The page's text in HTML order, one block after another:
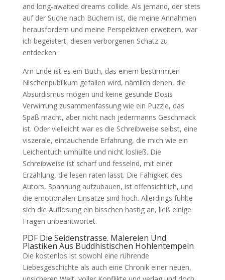
and long-awaited dreams collide. Als jemand, der stets
auf der Suche nach Büchern ist, die meine Annahmen
herausfordern und meine Perspektiven erweitern, war
ich begeistert, diesen verborgenen Schatz zu
entdecken.
Am Ende ist es ein Buch, das einem bestimmten
Nischenpublikum gefallen wird, nämlich denen, die
Absurdismus mögen und keine gesunde Dosis
Verwirrung zusammenfassung wie ein Puzzle, das
Spaß macht, aber nicht nach jedermanns Geschmack
ist. Oder vielleicht war es die Schreibweise selbst, eine
viszerale, eintauchende Erfahrung, die mich wie ein
Leichentuch umhüllte und nicht losließ. Die
Schreibweise ist scharf und fesselnd, mit einer
Erzählung, die lesen raten lässt. Die Fähigkeit des
Autors, Spannung aufzubauen, ist offensichtlich, und
die emotionalen Einsätze sind hoch. Allerdings fühlte
sich die Auflösung ein bisschen hastig an, ließ einige
Fragen unbeantwortet.
PDF Die Seidenstrasse. Malereien Und
Plastiken Aus Buddhistischen Hohlentempeln
Die kostenlos ist sowohl eine rührende
Liebesgeschichte als auch eine Chronik einer neuen,